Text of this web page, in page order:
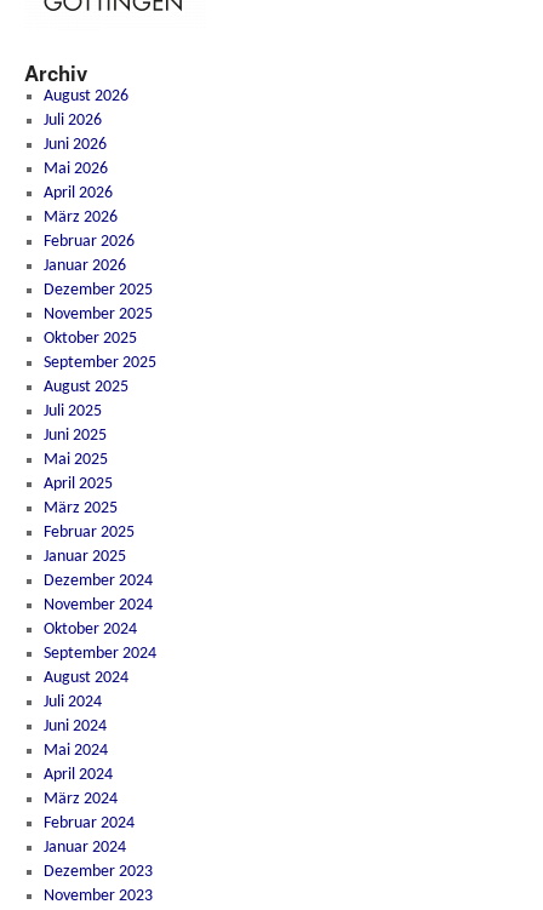
Archiv
August 2026
Juli 2026
Juni 2026
Mai 2026
April 2026
März 2026
Februar 2026
Januar 2026
Dezember 2025
November 2025
Oktober 2025
September 2025
August 2025
Juli 2025
Juni 2025
Mai 2025
April 2025
März 2025
Februar 2025
Januar 2025
Dezember 2024
November 2024
Oktober 2024
September 2024
August 2024
Juli 2024
Juni 2024
Mai 2024
April 2024
März 2024
Februar 2024
Januar 2024
Dezember 2023
November 2023